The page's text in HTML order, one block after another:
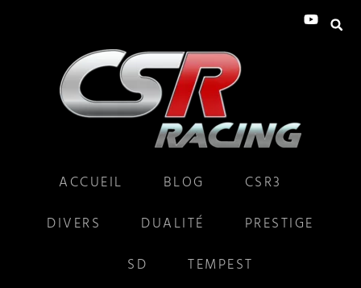
ACCUEIL BLOG
CSR3
DIVERS
DUALITÉ
PRESTIGE
SD
TEMPEST